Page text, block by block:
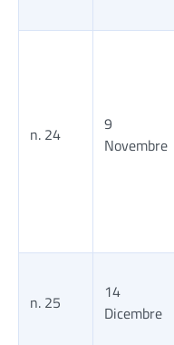
n. 24
9
Novembre
n. 25
14
Dicembre